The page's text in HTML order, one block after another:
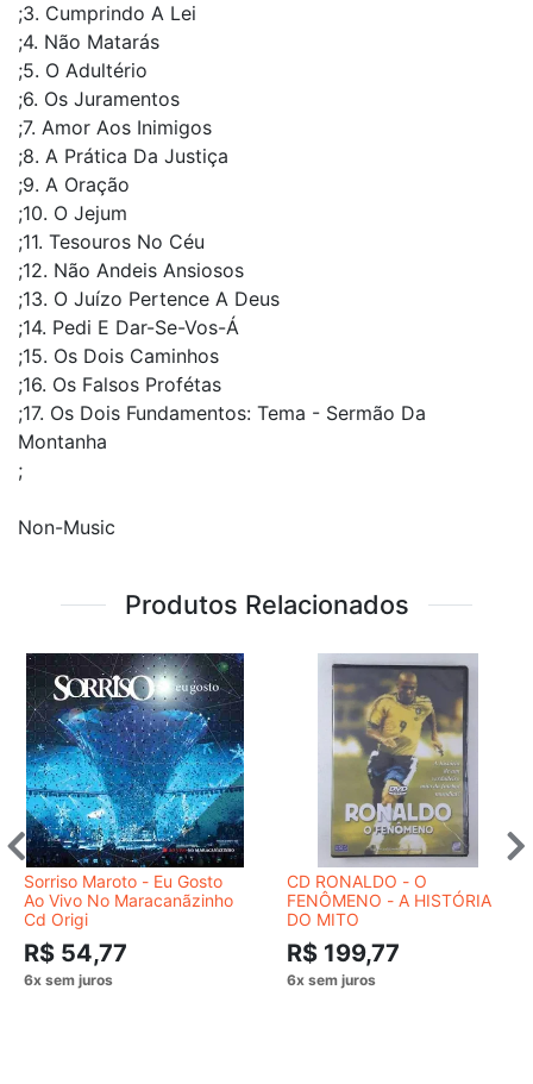
;3. Cumprindo A Lei
;4. Não Matarás
;5. O Adultério
;6. Os Juramentos
;7. Amor Aos Inimigos
;8. A Prática Da Justiça
;9. A Oração
;10. O Jejum
;11. Tesouros No Céu
;12. Não Andeis Ansiosos
;13. O Juízo Pertence A Deus
;14. Pedi E Dar-Se-Vos-Á
;15. Os Dois Caminhos
;16. Os Falsos Profétas
;17. Os Dois Fundamentos: Tema - Sermão Da
Montanha
;
Non-Music
Produtos Relacionados
Sorriso Maroto - Eu Gosto
Ao Vivo No Maracanãzinho
Cd Origi
R$ 54,77
CD RONALDO - O
FENÔMENO - A HISTÓRIA
DO MITO
R$ 199,77